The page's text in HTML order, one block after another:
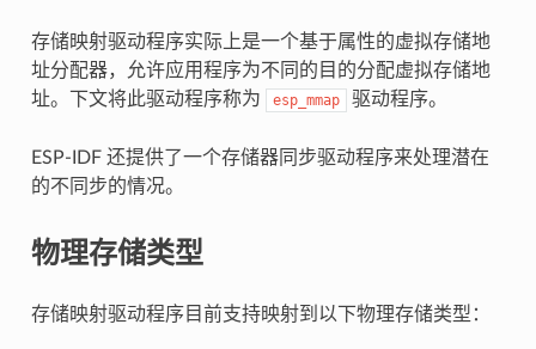
存储映射驱动程序实际上是一个基于属性的虚拟存储地
址分配器，允许应用程序为不同的目的分配虚拟存储地
址。下文将此驱动程序称为
esp_mmap 驱动程序。
ESP-IDF 还提供了一个存储器同步驱动程序来处理潜在
的不同步的情况。
物理存储类型
存储映射驱动程序目前支持映射到以下物理存储类型：